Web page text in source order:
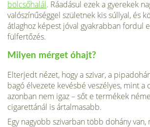
bölcsőhalál. Ráadásul ezek a gyerekek
valószínűséggel születnek kis súllyal, és
átlaghoz képest jóval gyakrabban fordul
fülfertőzés.
Milyen mérget óhajt?
Elterjedt nézet, hogy a szivar, a
bagó élvezete kevésbé veszé­lyes, mint a
azonban nem igaz – sőt e termékek
cigarettánál is ártalmasabb.
Egy nagyobb szivar­ban több dohány van,